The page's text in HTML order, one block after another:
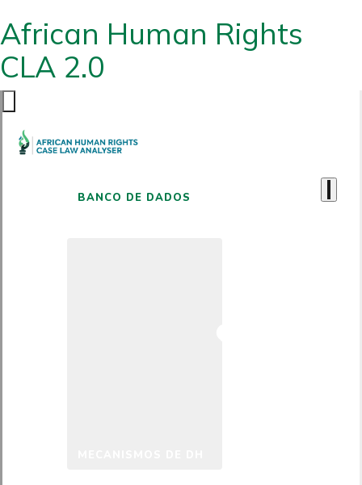
African Human Rights
CLA 2.0
BANCO DE DADOS